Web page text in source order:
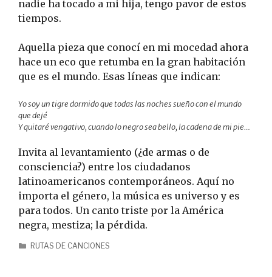
nadie ha tocado a mi hija, tengo pavor de estos
tiempos.
Aquella pieza que conocí en mi mocedad ahora
hace un eco que retumba en la gran habitación
que es el mundo. Esas líneas que indican:
Yo soy un tigre dormido que todas las noches sueño con el mundo
que dejé
Y quitaré vengativo, cuando lo negro sea bello, la cadena de mi pie…
Invita al levantamiento (¿de armas o de
consciencia?) entre los ciudadanos
latinoamericanos contemporáneos. Aquí no
importa el género, la música es universo y es
para todos. Un canto triste por la América
negra, mestiza; la pérdida.
RUTAS DE CANCIONES